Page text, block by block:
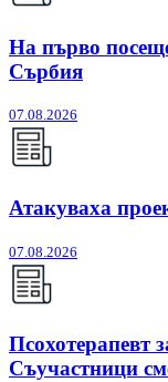
На първо
Сърбия
07.08.2026
Атакуваха
07.08.2026
Псохотерапевт
Съучастници